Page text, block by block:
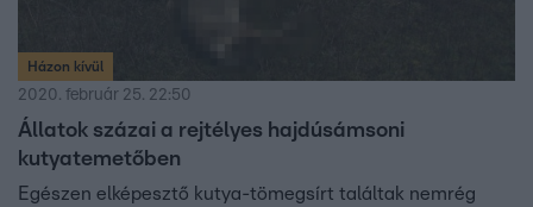
Házon kívül
2020. február 25. 22:50
Állatok százai a rejtélyes hajdúsámsoni
kutyatemetőben
Egészen elképesztő kutya-tömegsírt találtak nemrég